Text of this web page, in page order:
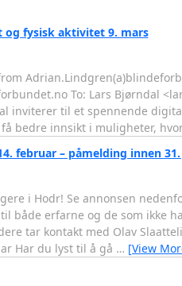
og fysisk aktivitet 9. mars
To: Lars Bjørndal
inviterer til et spennende
bedre innsikt i muligheter,
februar – påmelding innen
i Hodr! Se annonsen
både erfarne og de som ikke
tar kontakt med Olav
Har du lyst til å gå … [View